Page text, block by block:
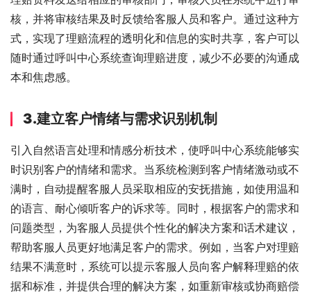
核，并将审核结果及时反馈给客服人员和客户。通过这种方
式，实现了理赔流程的透明化和信息的实时共享，客户可以
随时通过呼叫中心系统查询理赔进度，减少不必要的沟通成
本和焦虑感。
3.建立客户情绪与需求识别机制
引入自然语言处理和情感分析技术，使呼叫中心系统能够实
时识别客户的情绪和需求。当系统检测到客户情绪激动或不
满时，自动提醒客服人员采取相应的安抚措施，如使用温和
的语言、耐心倾听客户的诉求等。同时，根据客户的需求和
问题类型，为客服人员提供个性化的解决方案和话术建议，
帮助客服人员更好地满足客户的需求。例如，当客户对理赔
结果不满意时，系统可以提示客服人员向客户解释理赔的依
据和标准，并提供合理的解决方案，如重新审核或协商赔偿